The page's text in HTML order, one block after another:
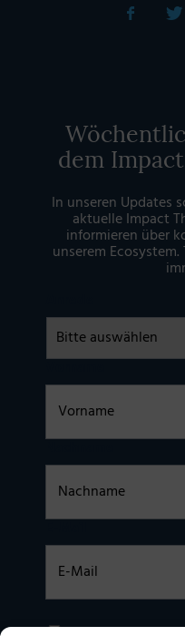
dem
In unseren Updates
aktuelle Impact
informieren über
unserem